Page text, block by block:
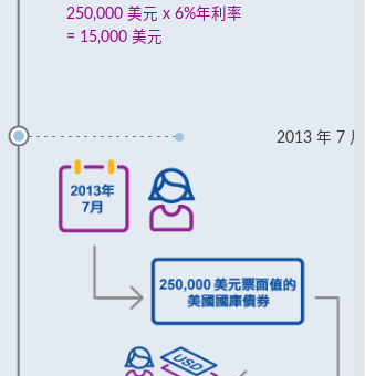
250,000 美元 x 6%年利率
= 15,000 美元
2013 年 7 月